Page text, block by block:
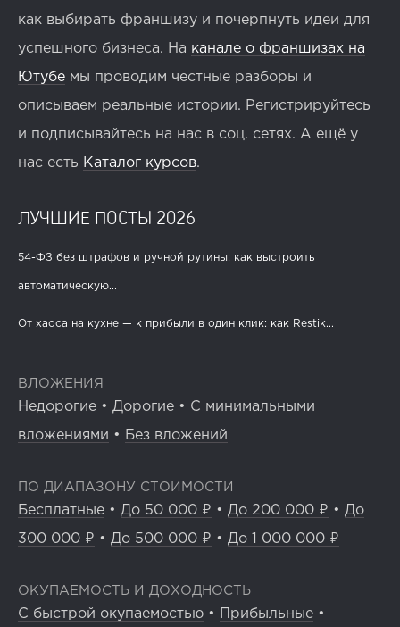
как выбирать франшизу и почерпнуть идеи для
успешного бизнеса. На канале о франшизах на
Ютубе мы проводим честные разборы и
описываем реальные истории. Регистрируйтесь
и подписывайтесь на нас в соц. сетях. А ещё у
нас есть Каталог курсов.
ЛУЧШИЕ ПОСТЫ 2026
54-ФЗ без штрафов и ручной рутины: как выстроить
автоматическую...
От хаоса на кухне — к прибыли в один клик: как Restik...
ВЛОЖЕНИЯ
Недорогие • Дорогие • С минимальными
вложениями • Без вложений
ПО ДИАПАЗОНУ СТОИМОСТИ
Бесплатные • До 50 000 ₽ • До 200 000 ₽ • До
300 000 ₽ • До 500 000 ₽ • До 1 000 000 ₽
ОКУПАЕМОСТЬ И ДОХОДНОСТЬ
С быстрой окупаемостью • Прибыльные •